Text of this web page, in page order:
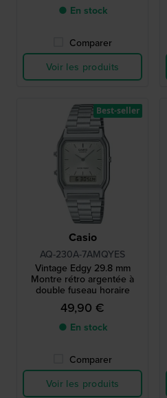
● En stock
Comparer
Voir les produits
Casio
AQ-230A-7AMQYES
Vintage Edgy 29.8 mm
Montre rétro argentée à
double fuseau horaire
49,90 €
● En stock
Comparer
Voir les produits
Best-seller